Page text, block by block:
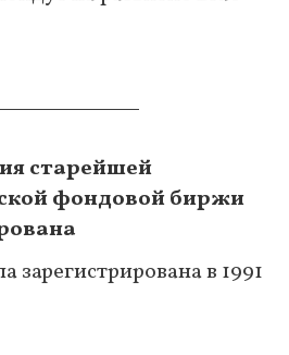
старейшей
фондовой биржи
зарегистрирована в 1991